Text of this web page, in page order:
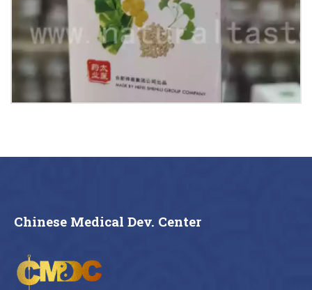
Chinese Medical Dev. Center